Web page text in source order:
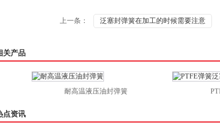
上一条： 泛塞封弹簧在加工的时候需要注意
关产品
耐高温液压油封弹簧
点资讯